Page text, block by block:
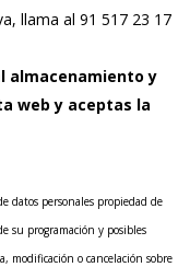
llama al 91 517 23 17
almacenamiento y
web y aceptas la
datos personales propiedad de
su programación y posibles
modificación o cancelación sobre